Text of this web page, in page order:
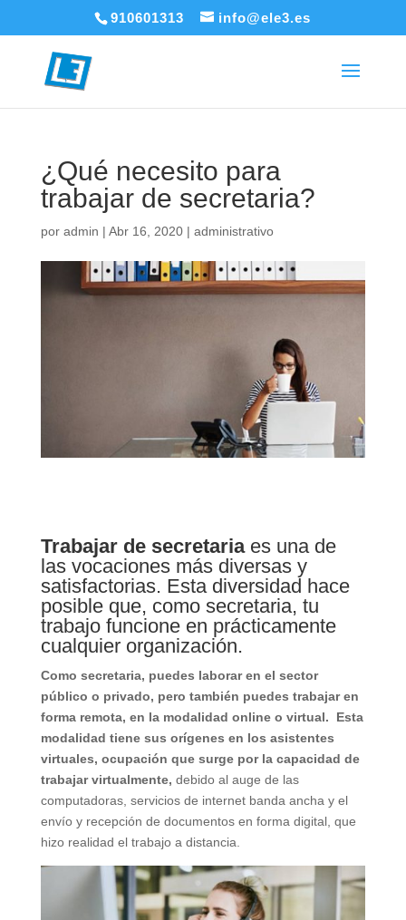
910601313 info@ele3.es
¿Qué necesito para
trabajar de secretaria?
por admin | Abr 16, 2020| administrativo
Trabajar de secretariaes una de
las vocaciones más diversas y
satisfactorias. Esta diversidad hace
posible que, como secretaria, tu
trabajo funcione en prácticamente
cualquier organización.
Como secretaria, puedes laborar en el sector
público o privado, pero también puedes trabajar en
forma remota, en la modalidad online o virtual. Esta
modalidad tiene sus orígenes en los asistentes
virtuales, ocupación que surge por la capacidad de
trabajar virtualmente, debido al auge de las
computadoras, servicios de internet banda ancha y el
envío y recepción de documentos en forma digital, que
hizo realidad el trabajo a distancia.